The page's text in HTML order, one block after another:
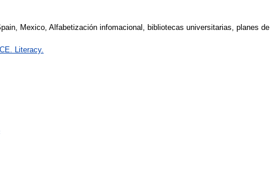
Mexico, Alfabetización infomacional, bibliotecas universitarias, planes de
CE. Literacy.